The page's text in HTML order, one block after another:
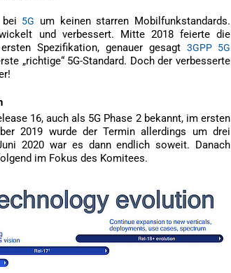
5G
um keinen starren Mobilfunkstandards.
und verbessert. Mitte 2018 feierte die
Spezifikation, genauer gesagt 3GPP 5G
„richtige“ 5G-Standard. Doch der verbesserte
16, auch als 5G Phase 2 bekannt, im ersten
2019 wurde der Termin allerdings um drei
2020 war es dann endlich soweit. Danach
im Fokus des Komitees.